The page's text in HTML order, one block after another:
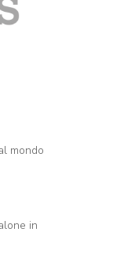
mondo
in